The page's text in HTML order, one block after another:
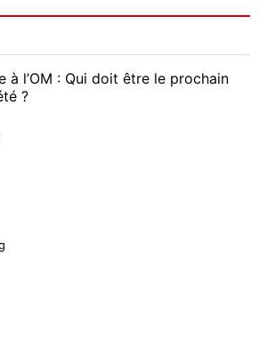
à l’OM : Qui doit être le prochain
?